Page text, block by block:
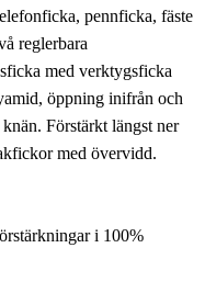
pennficka, fäste
reglerbara
med verktygsficka
öppning inifrån och
Förstärkt längst ner
med övervidd.
i 100%